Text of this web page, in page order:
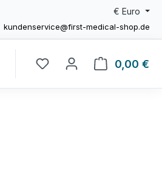
kundenservice@first-medical-shop.de
€ Euro
0,00 €